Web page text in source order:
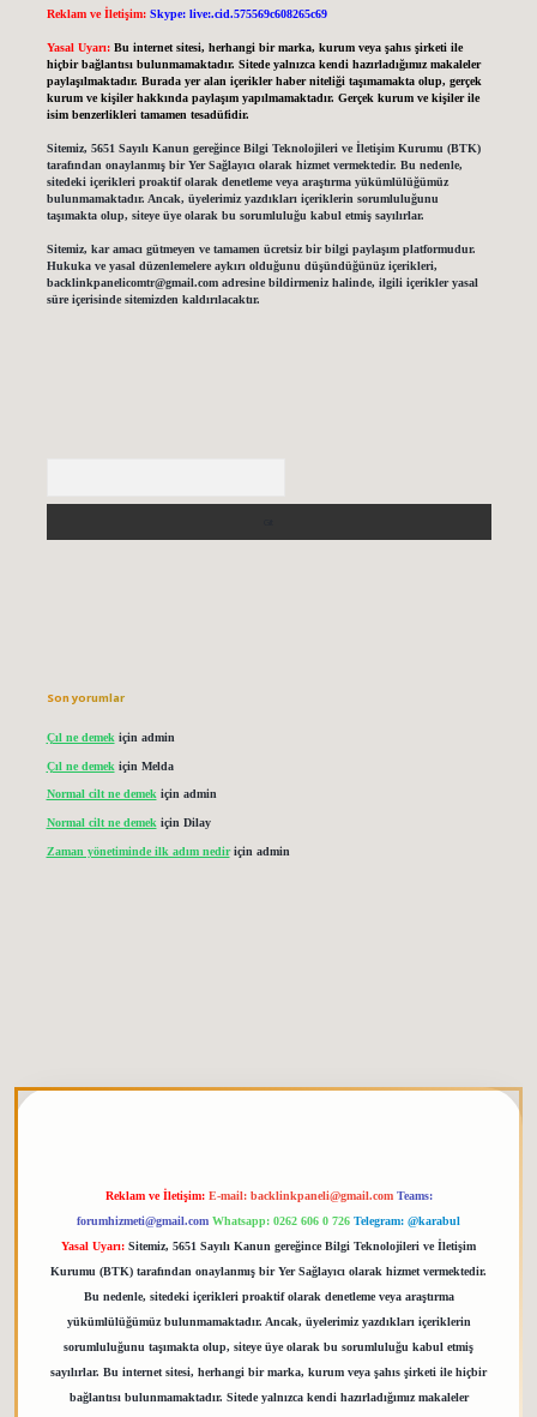
Reklam ve İletişim: Skype: live:.cid.575569c608265c69
Yasal Uyarı: Bu internet sitesi, herhangi bir marka, kurum veya şahıs şirketi ile
hiçbir bağlantısı bulunmamaktadır. Sitede yalnızca kendi hazırladığımız makaleler
paylaşılmaktadır. Burada yer alan içerikler haber niteliği taşımamakta olup, gerçek
kurum ve kişiler hakkında paylaşım yapılmamaktadır. Gerçek kurum ve kişiler ile
isim benzerlikleri tamamen tesadüfidir.
Sitemiz, 5651 Sayılı Kanun gereğince Bilgi Teknolojileri ve İletişim Kurumu (BTK)
tarafından onaylanmış bir Yer Sağlayıcı olarak hizmet vermektedir. Bu nedenle,
sitedeki içerikleri proaktif olarak denetleme veya araştırma yükümlülüğümüz
bulunmamaktadır. Ancak, üyelerimiz yazdıkları içeriklerin sorumluluğunu
taşımakta olup, siteye üye olarak bu sorumluluğu kabul etmiş sayılırlar.
Sitemiz, kar amacı gütmeyen ve tamamen ücretsiz bir bilgi paylaşım platformudur.
Hukuka ve yasal düzenlemelere aykırı olduğunu düşündüğünüz içerikleri,
backlinkpanelicomtr@gmail.comadresine bildirmeniz halinde, ilgili içerikler yasal
süre içerisinde sitemizden kaldırılacaktır.
Son yorumlar
Çıl ne demek için admin
Çıl ne demek için Melda
Normal cilt ne demekiçin admin
Normal cilt ne demek için Dilay
Zaman yönetiminde ilk adım nediriçin admin
Reklam ve İletişim: E-mail: backlinkpaneli@gmail.com Teams:
forumhizmeti@gmail.com Whatsapp: 0262 606 0 726 Telegram: @karabul
Yasal Uyarı: Sitemiz, 5651 Sayılı Kanun gereğince Bilgi Teknolojileri ve İletişim
Kurumu (BTK) tarafından onaylanmış bir Yer Sağlayıcı olarak hizmet vermektedir.
Bu nedenle, sitedeki içerikleri proaktif olarak denetleme veya araştırma
yükümlülüğümüz bulunmamaktadır. Ancak, üyelerimiz yazdıkları içeriklerin
sorumluluğunu taşımakta olup, siteye üye olarak bu sorumluluğu kabul etmiş
sayılırlar. Bu internet sitesi, herhangi bir marka, kurum veya şahıs şirketi ile hiçbir
bağlantısı bulunmamaktadır. Sitede yalnızca kendi hazırladığımız makaleler